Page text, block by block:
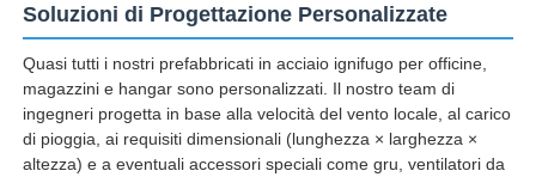
Soluzioni di Progettazione Personalizzate
Quasi tutti i nostri prefabbricati in acciaio ignifugo per officine,
magazzini e hangar sono personalizzati. Il nostro team di
ingegneri progetta in base alla velocità del vento locale, al carico
di pioggia, ai requisiti dimensionali (lunghezza × larghezza ×
altezza) e a eventuali accessori speciali come gru, ventilatori da